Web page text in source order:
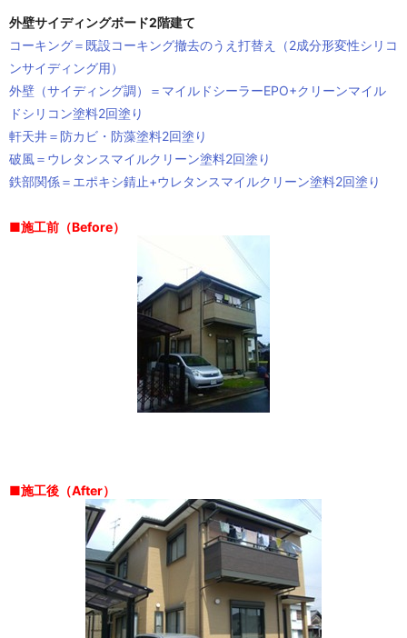
外壁サイディングボード2階建て
コーキング＝既設コーキング撤去のうえ打替え（2成分形変性シリコ
ンサイディング用）
外壁（サイディング調）＝マイルドシーラーEPO+クリーンマイル
ドシリコン塗料2回塗り
軒天井＝防カビ・防藻塗料2回塗り
破風＝ウレタンスマイルクリーン塗料2回塗り
鉄部関係＝エポキシ錆止+ウレタンスマイルクリーン塗料2回塗り
■施工前（Before）
■施工後（After）